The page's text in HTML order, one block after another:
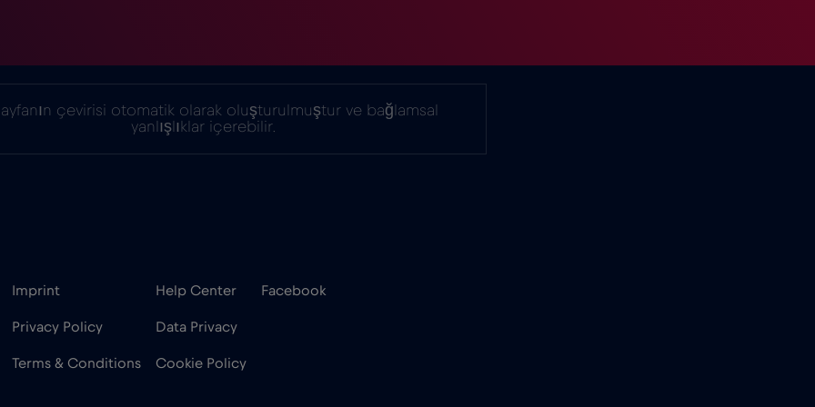
çevirisi otomatik olarak oluşturulmuştur ve bağlamsal
yanlışlıklar içerebilir.
Imprint
Privacy Policy
Terms & Conditions
Help Center
Data Privacy
Cookie Policy
Facebook